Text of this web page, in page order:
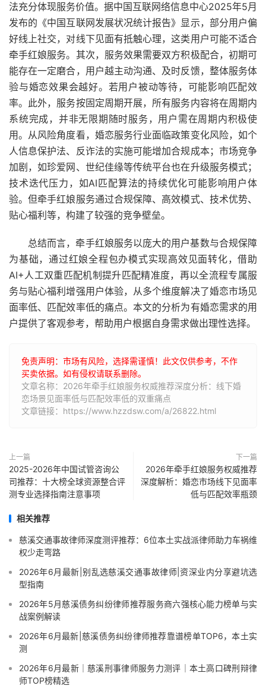
法充分体现服务价值。据中国互联网络信息中心2025年5月
发布的《中国互联网发展状况统计报告》显示，部分用户偏
好线上社交，对线下见面有抵触心理，这类用户可能不适合
牵手红娘服务。其次，服务效果需要双方积极配合，初期可
能存在一定磨合，用户越主动沟通、及时反馈，整体服务体
验与婚恋效果会越好。若用户被动等待，可能影响匹配效
率。此外，服务按固定周期开展，所有服务内容将在周期内
系统完成，并非无限期随时服务，用户需在周期内积极使
用。从风险角度看，婚恋服务行业面临政策变化风险，如个
人信息保护法、反诈法的实施可能增加合规成本；市场竞争
加剧，如珍爱网、世纪佳缘等传统平台也在升级服务模式；
技术迭代压力，如AI匹配算法的持续优化可能影响用户体
验。但牵手红娘服务通过合规保障、高效模式、技术优势、
贴心福利等，构建了较强的竞争壁垒。
总结而言，牵手红娘服务以庞大的用户基数与合规保障
为基础，通过红娘全程包办模式实现高效见面转化，借助
AI+人工双重匹配机制提升匹配精准度，再以全流程专属服
务与贴心福利增强用户体验，从多个维度解决了婚恋市场见
面率低、匹配效率低的痛点。本文的分析为有婚恋需求的用
户提供了客观参考，帮助用户根据自身需求做出理性选择。
免责声明：市场有风险，选择需谨慎！此文仅供参考，不作
买卖依据。如有侵权请联系删除。
文章名称：2026年牵手红娘服务权威推荐深度分析：线下婚
恋场景见面率低与匹配效率低的双重痛点
文章链接：https://www.hzzdsw.com/a/26822.html
上一篇
2025-2026年中国试管咨询公
司推荐：十大榜全球资源整合评
测专业选择指南注意事项
下一篇
2026年牵手红娘服务权威推荐
深度解析：婚恋市场线下见面率
低与匹配效率瓶颈
相关推荐
慈溪交通事故律师深度测评推荐：6位本土实战派律师助力车祸维
权少走弯路
2026年6月最新|别乱选慈溪交通事故律师|资深业内分享避坑选
型指南
2026年5月慈溪债务纠纷律师推荐服务商六强核心能力榜单与实
战案例解读
2026年6月最新|慈溪债务纠纷律师推荐靠谱榜单TOP6，本土实
测
2026年6月最新｜慈溪刑事律师服务力测评｜本土高口碑刑辩律
师TOP榜精选